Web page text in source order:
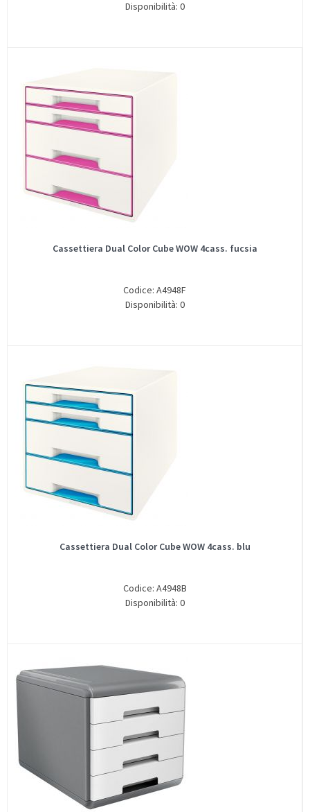
Disponibilità: 0
Cassettiera Dual Color Cube WOW 4cass. fucsia
Codice: A4948F
Disponibilità: 0
Cassettiera Dual Color Cube WOW 4cass. blu
Codice: A4948B
Disponibilità: 0